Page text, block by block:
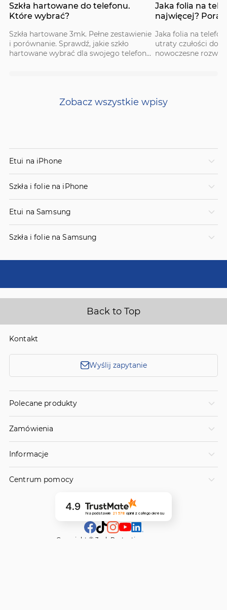
Szkła hartowane do telefonu.
Które wybrać?
Szkła hartowane 3mk. Pełne zestawienie
i porównanie. Sprawdź, jakie szkło
hartowane wybrać dla swojego telefonu i
Jaka folia na
najwięcej?
Jaka folia na
utraty czułości
nowoczesne
Zobacz wszystkie wpisy
Etui na iPhone
Szkła i folie na iPhone
Etui na Samsung
Szkła i folie na Samsung
Back to Top
Kontakt
Wyślij zapytanie
Polecane produkty
Zamówienia
Informacje
Centrum pomocy
4.9
Na podstawie 21 578 opinii z całego okresu
Copyright © 3mk Protection sp. z o.o.